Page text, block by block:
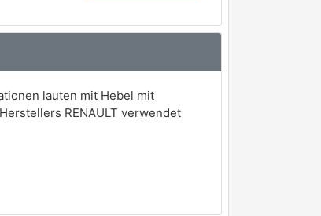
lauten mit Hebel mit
RENAULT verwendet